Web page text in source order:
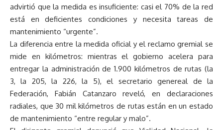
advirtió que la medida es insuficiente: casi el 70% de la red
está en deficientes condiciones y necesita tareas de
mantenimiento “urgente”.
La diferencia entre la medida oficial y el reclamo gremial se
mide en kilómetros: mientras el gobierno acelera para
entregar la administración de 1.900 kilómetros de rutas (la
3, la 205, la 226, la 5), el secretario genereal de la
Federación, Fabián Catanzaro reveló, en declaraciones
radiales, que 30 mil kilómetros de rutas están en un estado
de mantenimiento “entre regular y malo”.